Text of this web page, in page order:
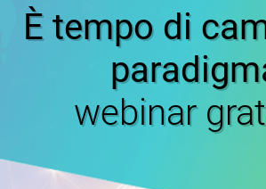
È tempo di
webinar